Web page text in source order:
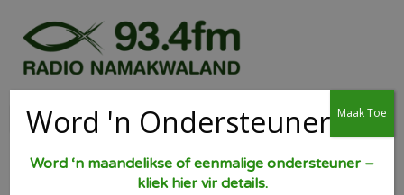
Word 'n Ondersteuner
Word ‘n maandelikse of eenmalige ondersteuner –
kliek hier vir details.
Maak Toe